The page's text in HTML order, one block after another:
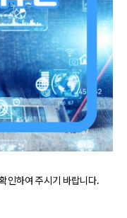
인하여 주시기 바랍니다.